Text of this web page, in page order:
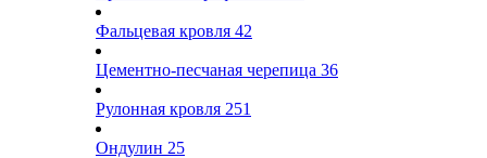
Фальцевая кровля 42
Цементно-песчаная черепица 36
Рулонная кровля 251
Ондулин 25